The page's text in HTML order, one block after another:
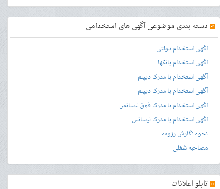
» دسته بندی موضوعی آگهی های استخدامی
آگهی استخدام دولتی
آگهی استخدام بانکها
آگهی استخدام با مدرک دیپلم
آگهی استخدام با مدرک دیپلم
آگهی استخدام با مدرک فوق لیسانس
آگهی استخدام با مدرک لیسانس
نحوه نگارش رزومه
مصاحبه شغلی
» تابلو اعلانات